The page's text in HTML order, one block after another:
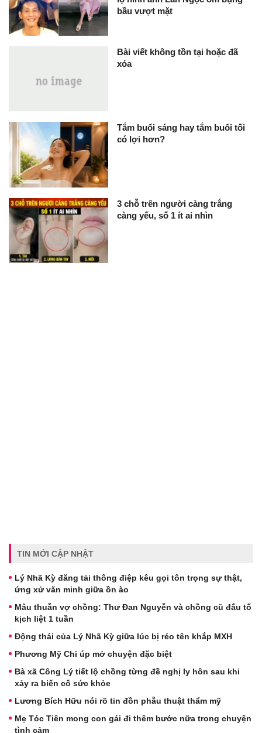
bầu vượt mặt
Bài viết không tồn tại hoặc đã
xóa
Tắm buổi sáng hay tắm buổi tối
có lợi hơn?
3 chỗ trên người càng trắng
càng yếu, số 1 ít ai nhìn
TIN MỚI CẬP NHẬT
Lý Nhã Kỳ đăng tải thông điệp kêu gọi tôn trọng sự thật,
ứng xử văn minh giữa ồn ào
Mâu thuẫn vợ chồng: Thư Đan Nguyễn và chồng cũ đấu tố
kịch liệt 1 tuần
Động thái của Lý Nhã Kỳ giữa lúc bị réo tên khắp MXH
Phương Mỹ Chi úp mở chuyện đặc biệt
Bà xã Công Lý tiết lộ chồng từng đề nghị ly hôn sau khi
xảy ra biến cố sức khỏe
Lương Bích Hữu nói rõ tin đồn phẫu thuật thẩm mỹ
Mẹ Tóc Tiên mong con gái đi thêm bước nữa trong chuyện
tình cảm